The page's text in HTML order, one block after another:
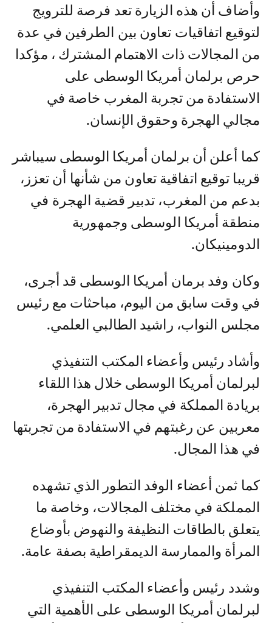
وأضاف أن هذه الزيارة تعد فرصة للترويج
لتوقيع اتفاقيات تعاون بين الطرفين في عدة
من المجالات ذات الاهتمام المشترك ، مؤكدا
حرص برلمان أمريكا الوسطى على
الاستفادة من تجربة المغرب خاصة في
مجالي الهجرة وحقوق الإنسان.
كما أعلن أن برلمان أمريكا الوسطى سيباشر
قريبا توقيع اتفاقية تعاون من شأنها أن تعزز،
بدعم من المغرب، تدبير قضية الهجرة في
منطقة أمريكا الوسطى وجمهورية
الدومينيكان.
وكان وفد برمان أمريكا الوسطى قد أجرى،
في وقت سابق من اليوم، مباحثات مع رئيس
مجلس النواب، راشيد الطالبي العلمي.
وأشاد رئيس وأعضاء المكتب التنفيذي
لبرلمان أمريكا الوسطى خلال هذا اللقاء
بريادة المملكة في مجال تدبير الهجرة،
معربين عن رغبتهم في الاستفادة من تجربتها
في هذا المجال.
كما ثمن أعضاء الوفد التطور الذي تشهده
المملكة في مختلف المجالات، وخاصة ما
يتعلق بالطاقات النظيفة والنهوض بأوضاع
المرأة والممارسة الديمقراطية بصفة عامة.
وشدد رئيس وأعضاء المكتب التنفيذي
لبرلمان أمريكا الوسطى على الأهمية التي